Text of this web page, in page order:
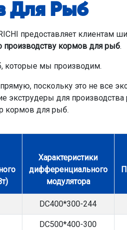
Для Рыб
предоставляет клиентам
производству кормов для рыб.
которые мы производим.
поскольку это не все
для производства
кормов для рыб.
Характеристики
дифференциального
модулятора
DC400*300-244
DC500*400-300